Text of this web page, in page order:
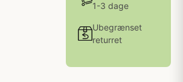
1-3 dage
Ubegrænset
returret